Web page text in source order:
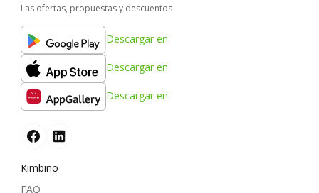
Las ofertas, propuestas y descuentos
Descargar en
Descargar en
Descargar en
Kimbino
FAQ